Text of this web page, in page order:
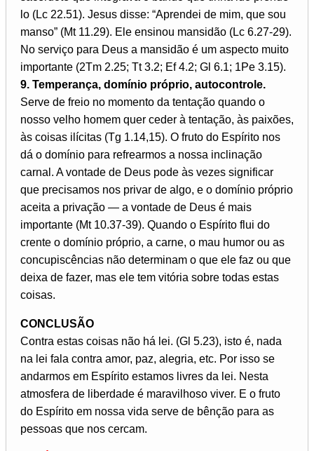
lo (Lc 22.51). Jesus disse: “Aprendei de mim, que sou
manso” (Mt 11.29). Ele ensinou mansidão (Lc 6.27-29).
No serviço para Deus a mansidão é um aspecto muito
importante (2Tm 2.25; Tt 3.2; Ef 4.2; Gl 6.1; 1Pe 3.15).
9. Temperança, domínio próprio, autocontrole.
Serve de freio no momento da tentação quando o
nosso velho homem quer ceder à tentação, às paixões,
às coisas ilícitas (Tg 1.14,15). O fruto do Espírito nos
dá o domínio para refrearmos a nossa inclinação
carnal. A vontade de Deus pode às vezes significar
que precisamos nos privar de algo, e o domínio próprio
aceita a privação — a vontade de Deus é mais
importante (Mt 10.37-39). Quando o Espírito flui do
crente o domínio próprio, a carne, o mau humor ou as
concupiscências não determinam o que ele faz ou que
deixa de fazer, mas ele tem vitória sobre todas estas
coisas.
CONCLUSÃO
Contra estas coisas não há lei. (Gl 5.23), isto é, nada
na lei fala contra amor, paz, alegria, etc. Por isso se
andarmos em Espírito estamos livres da lei. Nesta
atmosfera de liberdade é maravilhoso viver. E o fruto
do Espírito em nossa vida serve de bênção para as
pessoas que nos cercam.